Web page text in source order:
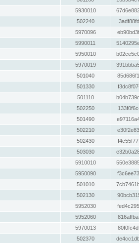
5930010
502240
5970096
5990011
5950010
5970019
501040
501330
501110
502250
501490
502210
502430
503030
5910010
5950090
501010
502130
5952030
5952060
5970013
502370